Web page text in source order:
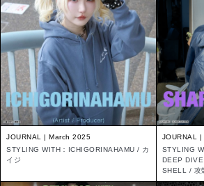
JOURNAL | March 2025
STYLING WITH：ICHIGORINAHAMU / カ
イジ
JOURNAL
STYLING
DEEP
SHELL / 攻